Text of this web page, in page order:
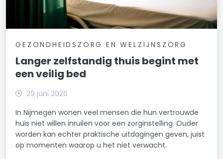
GEZONDHEIDSZORG EN WELZIJNSZORG
Langer zelfstandig thuis begint met
een veilig bed
29 juni 2026
In Nijmegen wonen veel mensen die hun vertrouwde
huis niet willen inruilen voor een zorginstelling. Ouder
worden kan echter praktische uitdagingen geven, juist
op momenten waarop u het niet verwacht.